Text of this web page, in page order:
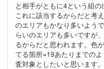
と相手がともに4という組
これに該当するからだと考
のエリアもかなり多いよう
らいのエリアも多いですが
るからだと思われます。色
てる箇所=19あたりまでの
査対象としたいと思います。